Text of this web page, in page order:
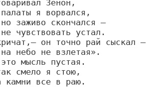
Зенон,
я ворвался,
заживо скончался —
чувствовать устал.
он точно рай сыскал —
небо не взлетая».
мысль пустая.
смело я стою,
все в раю.